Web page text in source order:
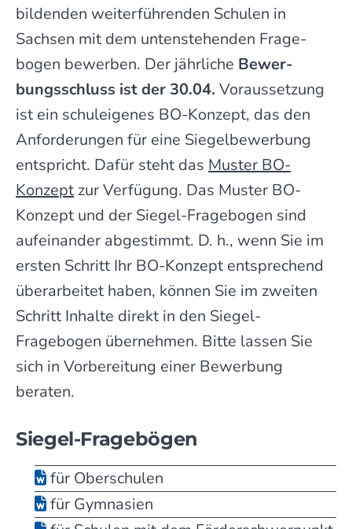
bildenden weiter­füh­renden Schulen in
Sachsen mit dem untenstehenden Frage­
bogen bewer­ben. Der jährliche Bewer­
bungs­schluss ist der 30.04. Voraussetzung
ist ein schuleigenes BO-Konzept, das den
Anforderungen für eine Siegelbewerbung
entspricht. Dafür steht das Muster BO-
Konzept zur Verfügung. Das Muster BO-
Konzept und der Siegel-Fragebogen sind
aufeinander abgestimmt. D. h., wenn Sie im
ersten Schritt Ihr BO-Konzept entsprechend
überarbeitet haben, können Sie im zweiten
Schritt Inhalte direkt in den Siegel-
Fragebogen übernehmen. Bitte lassen Sie
sich in Vorbereitung einer Bewerbung
beraten.
Siegel-Fragebögen
für Oberschulen
für Gymnasien